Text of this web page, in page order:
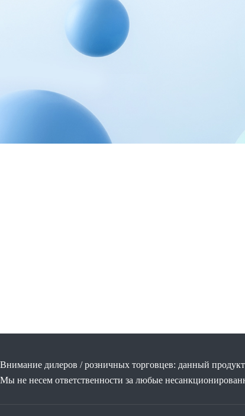
Внимание дилеров / розничных торговцев: данный
Мы не несем ответственности за любые